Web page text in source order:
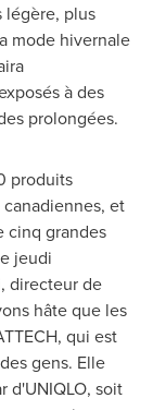
légère, plus
mode hivernale
à des
prolongées.
produits
et
cinq grandes
jeudi
, directeur de
hâte que les
qui est
gens. Elle
d'UNIQLO, soit